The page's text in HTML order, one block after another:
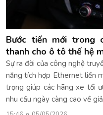
Bước tiến mới trong
thanh cho ô tô thế hệ
Sự ra đời của công nghệ
năng tích hợp Ethernet liền
trọng giúp các hãng xe tối
nhu cầu ngày càng cao về